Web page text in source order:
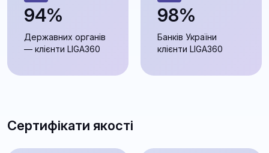
94%
Державних органів
— клієнти LIGA360
98%
Банків України
клієнти LIGA360
Сертифікати якості